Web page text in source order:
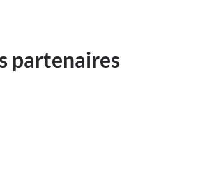
partenaires